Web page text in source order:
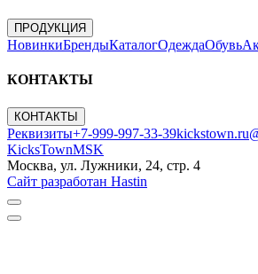
ПРОДУКЦИЯ
НовинкиБрендыКаталогОдеждаОбувь
КОНТАКТЫ
КОНТАКТЫ
Реквизиты+7-999-997-33-39
KicksTownMSK
Москва, ул. Лужники, 24, стр. 4
Сайт разработан Hastin